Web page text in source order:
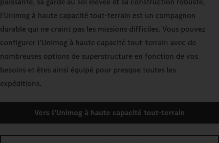
l'Unimog à haute capacité tout-terrain est un compagnon
durable qui ne craint pas les missions difficiles. Vous pouvez
configurer l'Unimog à haute capacité tout-terrain avec de
nombreuses options de superstructure en fonction de vos
besoins et êtes ainsi équipé pour presque toutes les
expéditions.
Vers l'Unimog à haute capacité tout-terrain